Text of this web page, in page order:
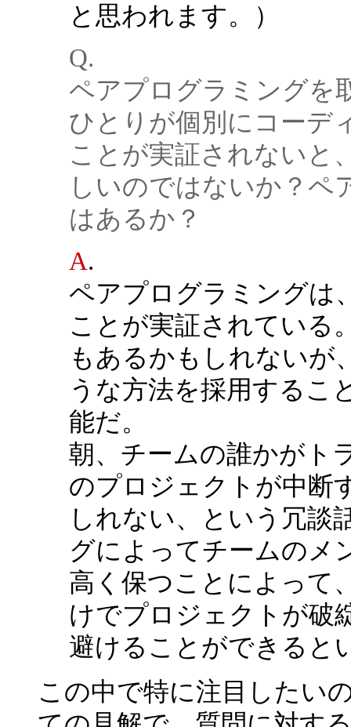
と思われます。）
Q.
ペアプログラミングを
ひとりが個別にコーデ
ことが実証されないと
しいのではないか？ペ
はあるか？
A.
ペアプログラミングは
ことが実証されている
もあるかもしれないが
うな方法を採用するこ
能だ。
朝、チームの誰かがト
のプロジェクトが中断
しれない、という冗談
グによってチームのメ
高く保つことによって
けでプロジェクトが破
避けることができると
この中で特に注目したい